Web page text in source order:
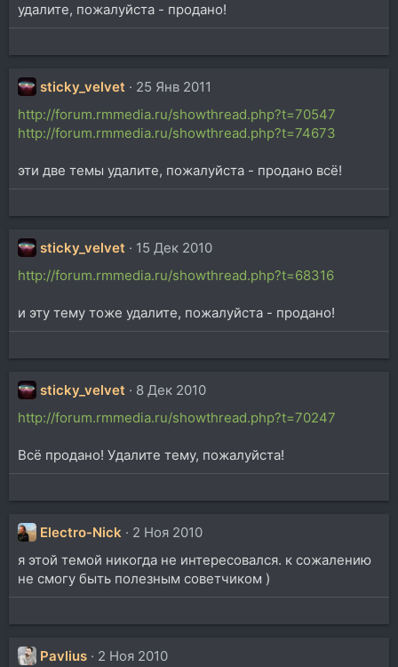
удалите, пожалуйста - продано!
sticky_velvet
25 Янв 2011
http://forum.rmmedia.ru/showthread.php?t=70547
http://forum.rmmedia.ru/showthread.php?t=74673
эти две темы удалите, пожалуйста - продано всё!
sticky_velvet
15 Дек 2010
http://forum.rmmedia.ru/showthread.php?t=68316
и эту тему тоже удалите, пожалуйста - продано!
sticky_velvet
8 Дек 2010
http://forum.rmmedia.ru/showthread.php?t=70247
Всё продано! Удалите тему, пожалуйста!
Electro-Nick
2 Ноя 2010
я этой темой никогда не интересовался. к сожалению
не смогу быть полезным советчиком )
Pavlius
2 Ноя 2010